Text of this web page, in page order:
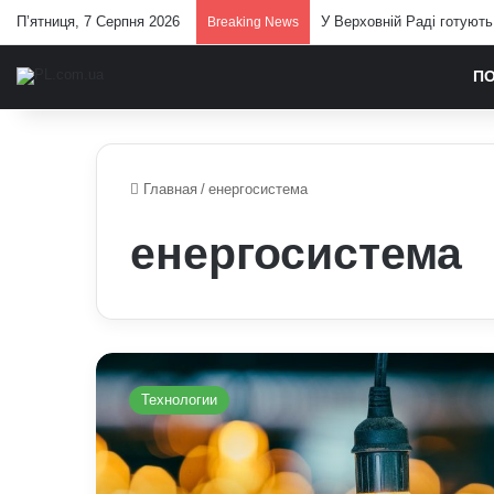
П’ятниця, 7 Серпня 2026 Breaking News У Верховній Раді
Главная / енергосистема
енергосистема
Графік
відключення
світла
у
Чернігівській
області
Технологии